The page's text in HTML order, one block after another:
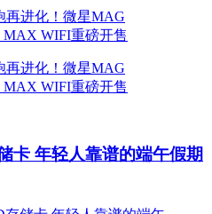
卡 年轻人靠谱的端午假期